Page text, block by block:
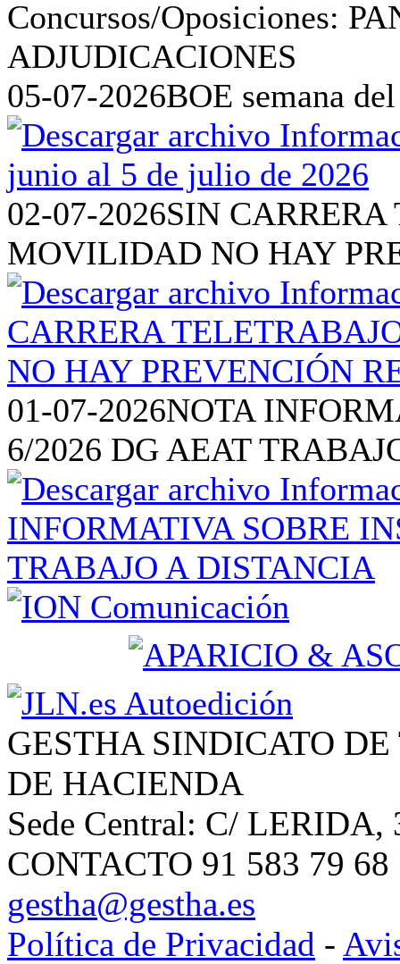
05-07-2026BOE semana
02-07-2026SIN
MOVILIDAD NO HAY
01-07-2026NOTA
6/2026 DG AEAT
GESTHA SINDICATO
DE HACIENDA
Sede Central: C/
CONTACTO 91 583 79
gestha@gestha.es
Política de Privacidad -